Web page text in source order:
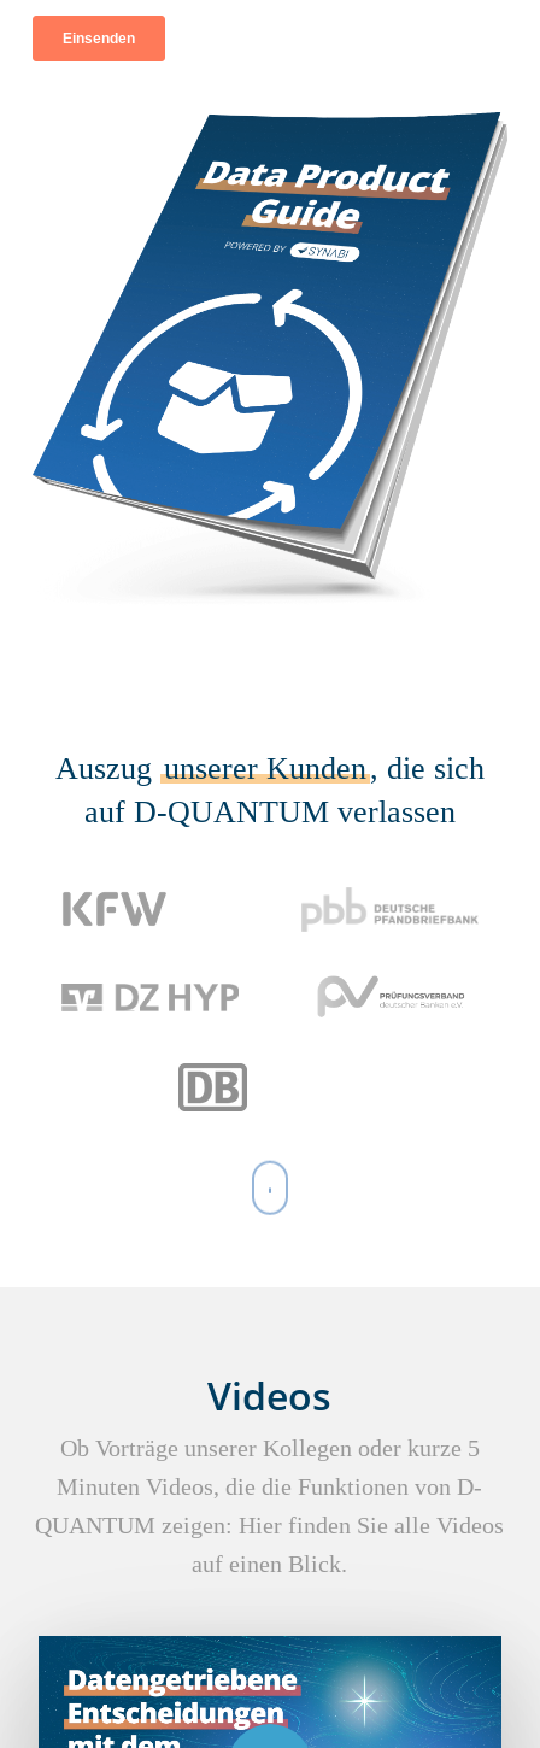
Auszug unserer Kunden, die sich
auf D-QUANTUM verlassen​
Navigate
to
Videos
Ob Vorträge unserer Kollegen oder kurze 5
Minuten Videos, die die Funktionen von D-
QUANTUM zeigen: Hier finden Sie alle Videos
auf einen Blick.
Play Video
Play Video